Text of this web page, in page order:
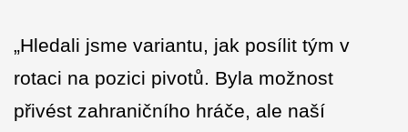
„Hledali jsme variantu, jak posílit tým v
rotaci na pozici pivotů. Byla možnost
přivést zahraničního hráče, ale naší